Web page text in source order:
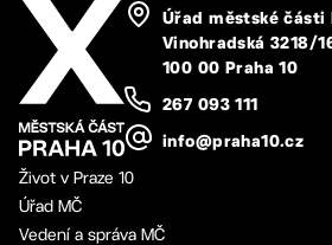
Úřad městské části
Vinohradská 3218/
100 00 Praha 10
267 093 111
info@praha10.cz
Život v Praze 10
Úřad MČ
Vedení a správa MČ